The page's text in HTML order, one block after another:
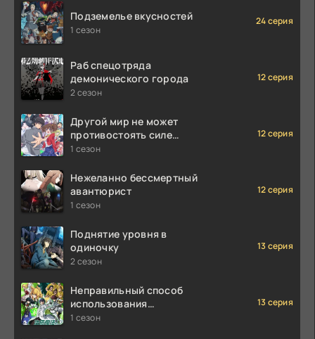
Подземелье вкусностей
1 сезон
24 серия
Раб спецотряда
демонического города
2 сезон
12 серия
Другой мир не может
противостоять силе
мгновенной смерти
1 сезон
12 серия
Нежеланно бессмертный
авантюрист
1 сезон
12 серия
Поднятие уровня в
одиночку
2 сезон
13 серия
Неправильный способ
использования
исцеляющей магии
1 сезон
13 серия